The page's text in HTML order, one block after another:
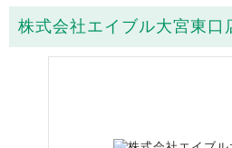
株式会社エイブル大宮東口